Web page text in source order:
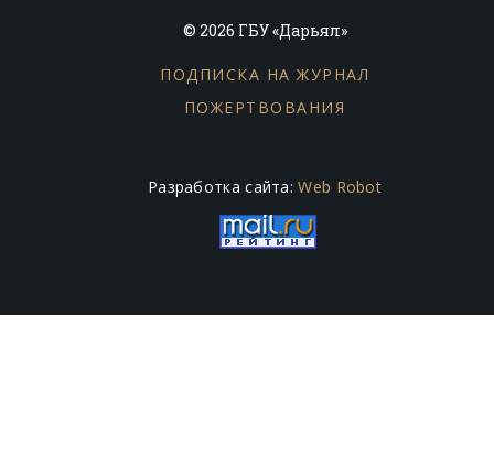
© 2026 ГБУ «Дарьял»
ПОДПИСКА НА ЖУРНАЛ
ПОЖЕРТВОВАНИЯ
Разработка сайта:Web Robot